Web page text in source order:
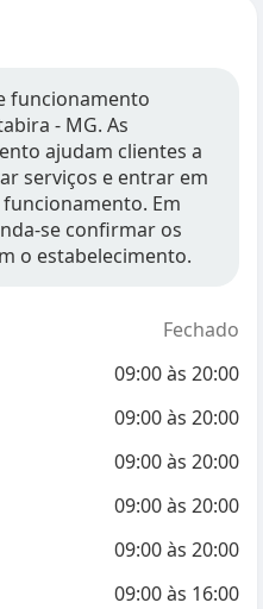
funcionamento
- MG. As
ajudam clientes a
serviços e entrar em
Em
se confirmar os
o estabelecimento.
Fechado
09:00às 20:00
09:00às 20:00
09:00às 20:00
09:00às 20:00
09:00às 20:00
09:00às 16:00